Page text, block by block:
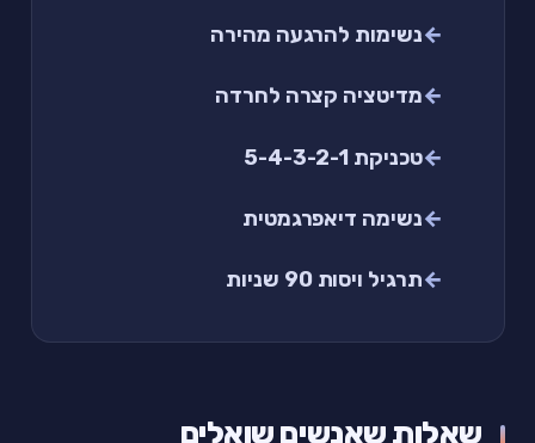
נשימות להרגעה מהירה
מדיטציה קצרה לחרדה
טכניקת 5-4-3-2-1
נשימה דיאפרגמטית
תרגיל ויסות 90 שניות
שאלות שאנשים שואלים